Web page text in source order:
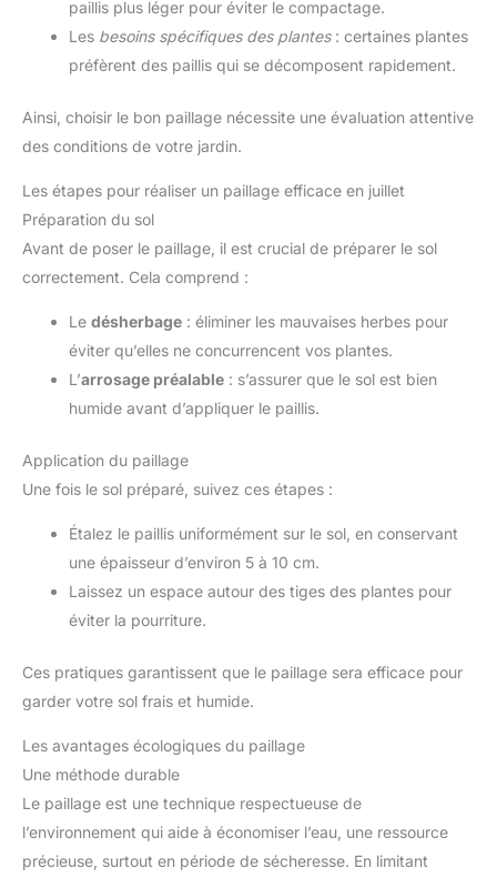
paillis plus léger pour éviter le compactage.
Les besoins spécifiques des plantes: certaines plantes
préfèrent des paillis qui se décomposent rapidement.
Ainsi, choisir le bon paillage nécessite une évaluation attentive
des conditions de votre jardin.
Les étapes pour réaliser un paillage efficace en juillet
Préparation du sol
Avant de poser le paillage, il est crucial de préparer le sol
correctement. Cela comprend :
Le désherbage : éliminer les mauvaises herbes pour
éviter qu’elles ne concurrencent vos plantes.
L’arrosage préalable : s’assurer que le sol est bien
humide avant d’appliquer le paillis.
Application du paillage
Une fois le sol préparé, suivez ces étapes :
Étalez le paillis uniformément sur le sol, en conservant
une épaisseur d’environ 5 à 10 cm.
Laissez un espace autour des tiges des plantes pour
éviter la pourriture.
Ces pratiques garantissent que le paillage sera efficace pour
garder votre sol frais et humide.
Les avantages écologiques du paillage
Une méthode durable
Le paillage est une technique respectueuse de
l’environnement qui aide à économiser l’eau, une ressource
précieuse, surtout en période de sécheresse. En limitant